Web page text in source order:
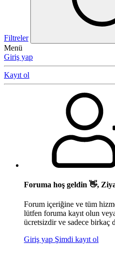
Filtreler
Menü
Giriş yap
Kayıt ol
Foruma hoş geldin 👋,
Forum içeriğine ve tüm
lütfen foruma kayıt olun
ücretsizdir ve sadece birkaç
Giriş yap Şimdi kayıt ol